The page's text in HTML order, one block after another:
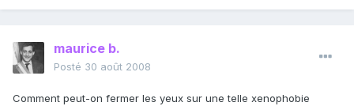
maurice b.
Posté 30 août 2008
Comment peut-on fermer les yeux sur une telle xenophobie